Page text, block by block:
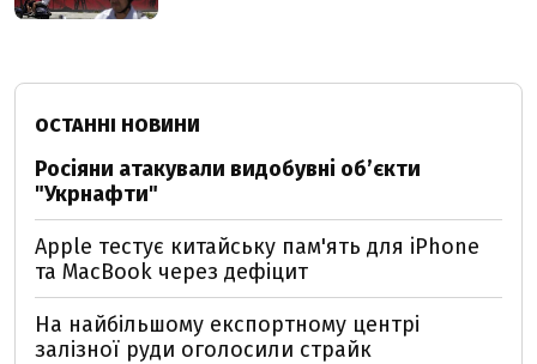
ОСТАННІ НОВИНИ
Росіяни атакували видобувні обʼєкти
"Укрнафти"
Apple тестує китайську пам'ять для iPhone
та MacBook через дефіцит
На найбільшому експортному центрі
залізної руди оголосили страйк